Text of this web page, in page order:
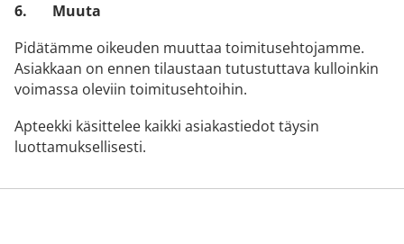
6. Muuta
Pidätämme oikeuden muuttaa toimitusehtojamme.
Asiakkaan on ennen tilaustaan tutustuttava kulloinkin
voimassa oleviin toimitusehtoihin.
Apteekki käsittelee kaikki asiakastiedot täysin
luottamuksellisesti.